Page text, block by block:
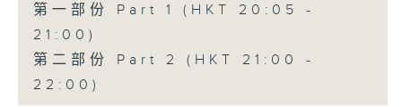
香港演藝學院主辦
2026年4月20日香港演藝學院區永熙音樂廳
錄音
第一部份 Part 1 (HKT 20:05 -
21:00)
第二部份 Part 2 (HKT 21:00 -
22:00)